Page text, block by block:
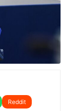
Reddit